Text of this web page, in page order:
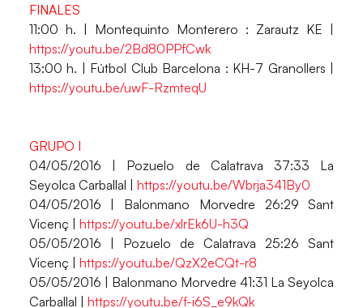
FINALES
11:00 h. | Montequinto Monterero : Zarautz KE |
https://youtu.be/2Bd80PPfCwk
13:00 h. | Fútbol Club Barcelona : KH-7 Granollers |
https://youtu.be/uwF-RzmteqU
GRUPO I
04/05/2016 | Pozuelo de Calatrava 37:33 La
Seyolca Carballal | https://youtu.be/Wbrja341By0
04/05/2016 | Balonmano Morvedre 26:29 Sant
Vicenç | https://youtu.be/xlrEk6U-h3Q
05/05/2016 | Pozuelo de Calatrava 25:26 Sant
Vicenç | https://youtu.be/QzX2eCQt-r8
05/05/2016 | Balonmano Morvedre 41:31 La Seyolca
Carballal | https://youtu.be/f-i6S_e9kQk